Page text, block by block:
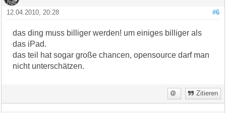
#6
12.04.2010, 20:28
das ding muss billiger werden! um einiges billiger als
das iPad.
das teil hat sogar große chancen, opensource darf man
nicht unterschätzen.
Zitieren